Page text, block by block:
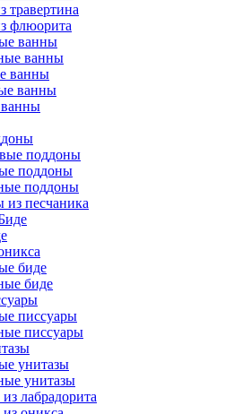
травертина
флюорита
ванны
ванны
ванны
ванны
поддоны
поддоны
поддоны
песчаника
биде
биде
писсуары
писсуары
унитазы
унитазы
лабрадорита